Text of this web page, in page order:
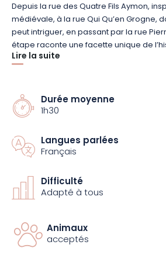
Depuis la rue des Quatre Fils Aymon,
médiévale, à la rue Qui Qu’en Grogne,
peut intriguer, en passant par la rue
étape raconte une facette unique de
son patrimoine culturel.
captivante, et voyez la ville sous un
nom devient un véritable voyage dans le
Lire la suite
Durée moyenne
1h30
Langues parlées
Français
Difficulté
Adapté à tous
Animaux
acceptés